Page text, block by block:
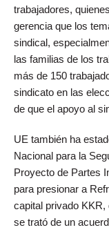
trabajadores,
gerencia que los
sindical,
las familias de los
más de 150
sindicato en las
de que el apoyo al
UE también ha
Nacional para la
Proyecto de Partes
para presionar a
capital privado
se trató de un